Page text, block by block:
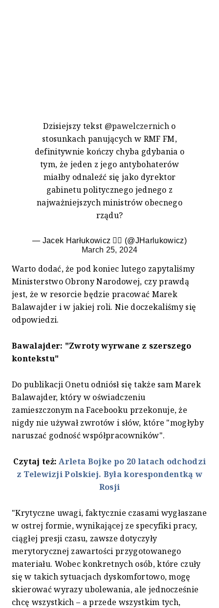
Dzisiejszy tekst @pawelczernich o
stosunkach panujących w RMF FM,
definitywnie kończy chyba gdybania o
tym, że jeden z jego antybohaterów
miałby odnaleźć się jako dyrektor
gabinetu politycznego jednego z
najważniejszych ministrów obecnego
rządu?
— Jacek Harłukowicz 🏴‍☠️ (@JHarlukowicz)
March 25, 2024
Warto dodać, że pod koniec lutego zapytaliśmy
Ministerstwo Obrony Narodowej, czy prawdą
jest, że w resorcie będzie pracować Marek
Balawajder i w jakiej roli. Nie doczekaliśmy się
odpowiedzi.
Bawalajder: "Zwroty wyrwane z szerszego
kontekstu"
Do publikacji Onetu odniósł się także sam Marek
Balawajder, który w oświadczeniu
zamieszczonym na Facebooku przekonuje, że
nigdy nie używał zwrotów i słów, które "mogłyby
naruszać godność współpracowników".
Czytaj też:Arleta Bojke po 20 latach odchodzi
z Telewizji Polskiej. Była korespondentką w
Rosji
"Krytyczne uwagi, faktycznie czasami wygłaszane
w ostrej formie, wynikającej ze specyfiki pracy,
ciągłej presji czasu, zawsze dotyczyły
merytorycznej zawartości przygotowanego
materiału. Wobec konkretnych osób, które czuły
się w takich sytuacjach dyskomfortowo, mogę
skierować wyrazy ubolewania, ale jednocześnie
chcę wszystkich – a przede wszystkim tych,